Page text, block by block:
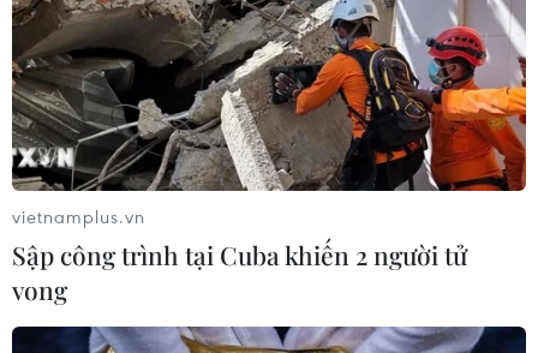
có Lễ Xên đông (Cúng rừng) của người Thái
(thị xã Nghĩa Lộ, Yên Bái) và Nghi lễ Tết Xíp
xí của người Thái trắng (huyện Quỳnh
Nhai, huyện Phù Yên, tỉnh Sơn La).
Ở loại hình Nghệ thuật trình diễn dân gian,
có Ru ún (hát ru) của người Mường (huyện
Ngọc Lặc, Thanh Hóa).
vietnamplus.vn
Sập công trình tại Cuba khiến 2 người tử
vong